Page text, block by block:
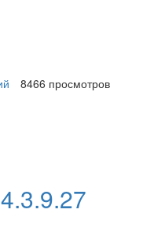
8466 просмотров